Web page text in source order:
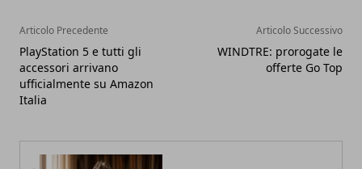
Articolo Precedente
PlayStation 5 e tutti gli
accessori arrivano
ufficialmente su Amazon
Italia
Articolo Successivo
WINDTRE: prorogate le
offerte Go Top